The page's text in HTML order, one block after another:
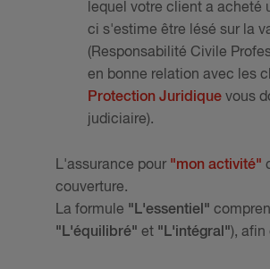
lequel votre client a acheté
ci s'estime être lésé sur la
(Responsabilité Civile
en bonne relation avec les
Protection Juridique vous
judiciaire).
L'assurance pour "mon activité"
couverture.
La formule "L'essentiel"
"L'équilibré" et "L'intégral"),